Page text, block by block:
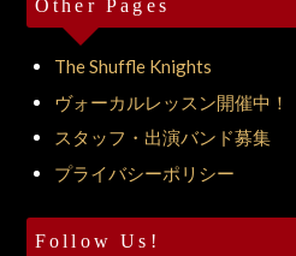
Other Pages
The Shuffle Knights
ヴォーカルレッスン開催中！
スタッフ・出演バンド募集
プライバシーポリシー
Follow Us!